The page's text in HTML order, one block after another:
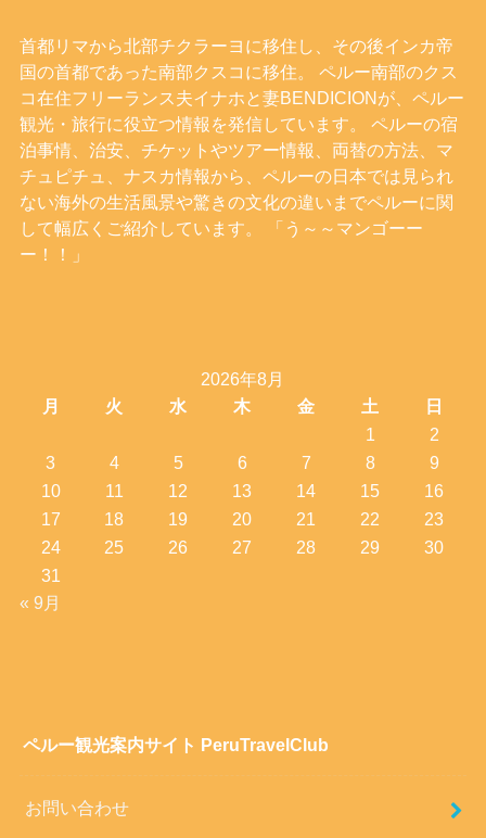
首都リマから北部チクラーヨに移住し、その後インカ帝
国の首都であった南部クスコに移住。 ペルー南部のクス
コ在住フリーランス夫イナホと妻BENDICIONが、ペルー
観光・旅行に役立つ情報を発信しています。 ペルーの宿
泊事情、治安、チケットやツアー情報、両替の方法、マ
チュピチュ、ナスカ情報から、ペルーの日本では見られ
ない海外の生活風景や驚きの文化の違いまでペルーに関
して幅広くご紹介しています。 「う～～マンゴーー
ー！！」
2026年8月
月
火 水 木 金 土
日
1
2
3
4 5 6 7 8
9
10
11 12 13 14 15
16
17
18 19 20 21 22
23
24
25 26 27 28 29
30
31
« 9月
ペルー観光案内サイト PeruTravelClub
お問い合わせ